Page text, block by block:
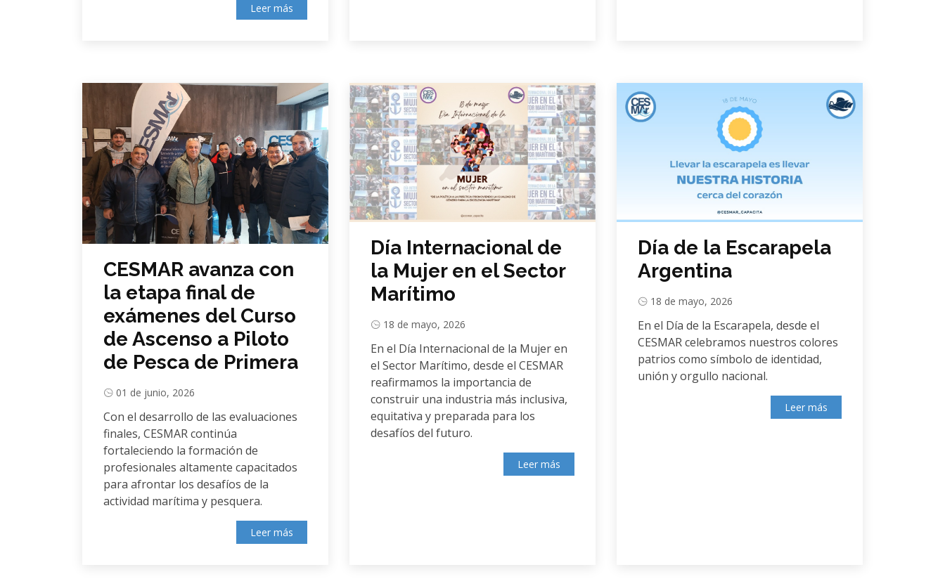
Leer más
CESMAR avanza con
la etapa final de
exámenes del Curso
de Ascenso a Piloto
de Pesca de Primera
01 de junio, 2026
Con el desarrollo de las evaluaciones
finales, CESMAR continúa
fortaleciendo la formación de
profesionales altamente capacitados
para afrontar los desafíos de la
actividad marítima y pesquera.
Leer más
Día Internacional de
la Mujer en el Sector
Marítimo
18 de mayo, 2026
En el Día Internacional de la Mujer en
el Sector Marítimo, desde el CESMAR
reafirmamos la importancia de
construir una industria más inclusiva,
equitativa y preparada para los
desafíos del futuro.
Leer más
Día de la Escarapela
Argentina
18 de mayo, 2026
En el Día de la Escarapela, desde el
CESMAR celebramos nuestros colores
patrios como símbolo de identidad,
unión y orgullo nacional.
Leer más